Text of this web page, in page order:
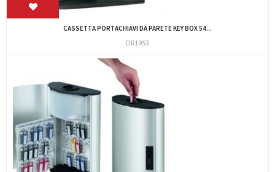
CASSETTA PORTACHIAVI DA PARETE KEY BOX 54...
DR1953